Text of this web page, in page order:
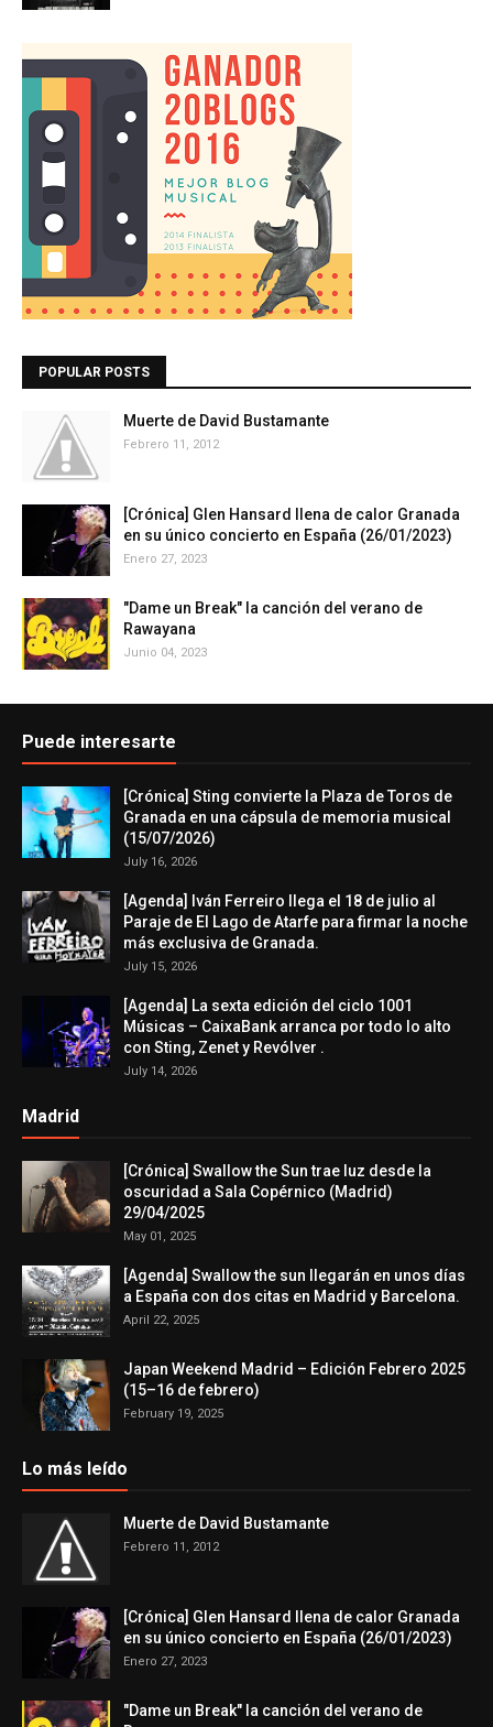
POPULAR POSTS
Muerte de David Bustamante
Febrero 11, 2012
[Crónica] Glen Hansard llena de calor Granada
en su único concierto en España (26/01/2023)
Enero 27, 2023
"Dame un Break" la canción del verano de
Rawayana
Junio 04, 2023
Puede interesarte
[Crónica] Sting convierte la Plaza de Toros de
Granada en una cápsula de memoria musical
(15/07/2026)
July 16, 2026
[Agenda] Iván Ferreiro llega el 18 de julio al
Paraje de El Lago de Atarfe para firmar la noche
más exclusiva de Granada.
July 15, 2026
[Agenda] La sexta edición del ciclo 1001
Músicas – CaixaBank arranca por todo lo alto
con Sting, Zenet y Revólver .
July 14, 2026
Madrid
[Crónica] Swallow the Sun trae luz desde la
oscuridad a Sala Copérnico (Madrid)
29/04/2025
May 01, 2025
[Agenda] Swallow the sun llegarán en unos días
a España con dos citas en Madrid y Barcelona.
April 22, 2025
Japan Weekend Madrid – Edición Febrero 2025
(15–16 de febrero)
February 19, 2025
Lo más leído
Muerte de David Bustamante
Febrero 11, 2012
[Crónica] Glen Hansard llena de calor Granada
en su único concierto en España (26/01/2023)
Enero 27, 2023
"Dame un Break" la canción del verano de